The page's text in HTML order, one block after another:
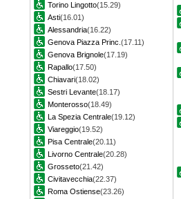
Torino Lingotto(15.29)
Asti(16.01)
Alessandria(16.22)
Genova Piazza Princ. (17.11)
Genova Brignole(17.19)
Rapallo(17.50)
Chiavari(18.02)
Sestri Levante(18.17)
Monterosso(18.49)
La Spezia Centrale(19.12)
Viareggio(19.52)
Pisa Centrale(20.11)
Livorno Centrale(20.28)
Grosseto(21.42)
Civitavecchia(22.37)
Roma Ostiense(23.26)